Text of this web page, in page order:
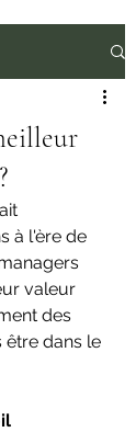
à l'ère de
valeur
des
être dans le